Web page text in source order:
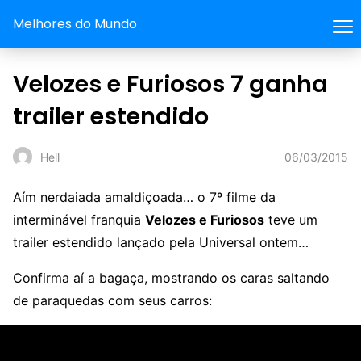
Melhores do Mundo
Velozes e Furiosos 7 ganha
trailer estendido
Hell 06/03/2015
Aím nerdaiada amaldiçoada… o 7º filme da
interminável franquia Velozes e Furiosos teve um
trailer estendido lançado pela Universal ontem…
Confirma aí a bagaça, mostrando os caras saltando
de paraquedas com seus carros: